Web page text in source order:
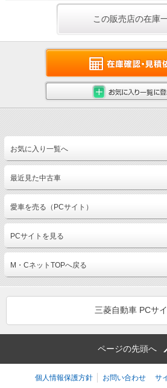
この販売店の在庫
お気に入り一覧へ
最近見た中古車
愛車を売る（PCサイト）
PCサイトを見る
M・CネットTOPへ戻る
三菱自動車 PCサ
ページの先頭へ
個人情報保護方針 お問い合わせ サ